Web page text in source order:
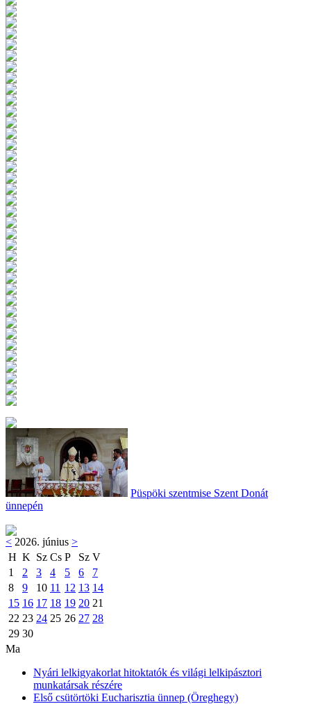
Püspöki szentmise Szent Donát
ünnepén
< 2026. június >
H K Sz Cs P Sz V
1
2 3 4 5 6
7
8
9 10 11 12 13 14
15 16 17 18 19 20 21
22 23 24 25 26 27 28
29 30
Ma
Nyári lelkigyakorlat hitoktatók és világi lelkipásztori
munkatársak részére
Első csütörtöki Eucharisztia ünnep (Öreghegy)